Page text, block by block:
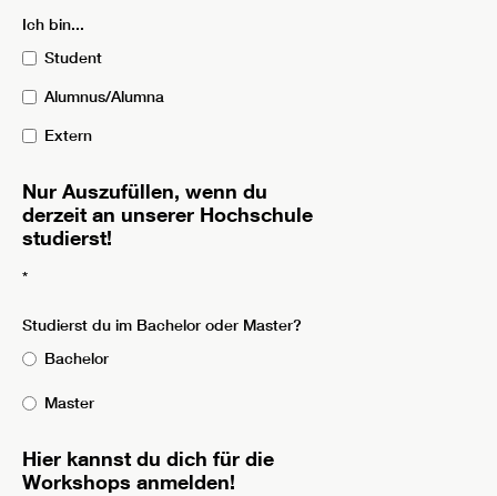
Ich bin...
Student
Alumnus/Alumna
Extern
Nur Auszufüllen, wenn du
derzeit an unserer Hochschule
studierst!
*
Studierst du im Bachelor oder Master?
Bachelor
Master
Hier kannst du dich für die
Workshops anmelden!